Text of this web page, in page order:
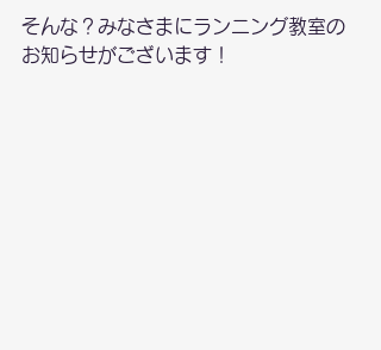
そんな？みなさまにランニング教室の
お知らせがございます！